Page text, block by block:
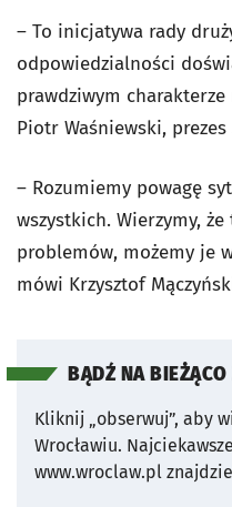
– To inicjatywa rady
odpowiedzialności
prawdziwym charakterze
Piotr Waśniewski, prezes
– Rozumiemy powagę
wszystkich. Wierzymy,
problemów, możemy je
mówi Krzysztof
BĄDŹ NA
Kliknij „obserwuj”, aby
Wrocławiu.
www.wroclaw.pl